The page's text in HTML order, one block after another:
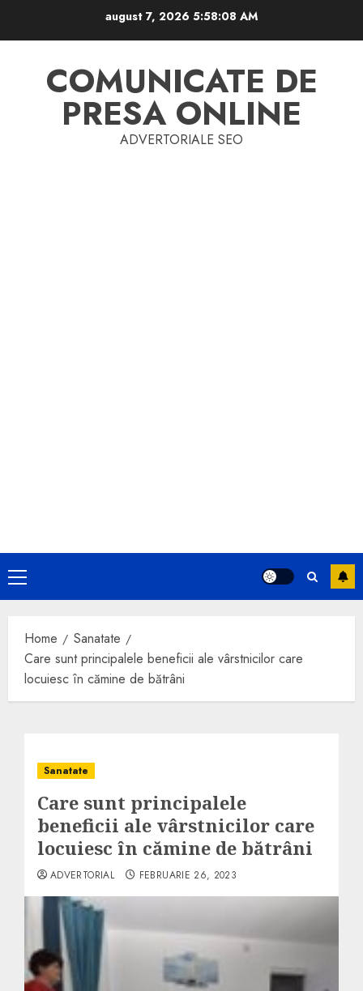
august 7, 2026 5:58:08 AM
COMUNICATE DE
PRESA ONLINE
ADVERTORIALE SEO
Primary
Menu
Home
Sanatate
Care sunt principalele beneficii ale vârstnicilor care
locuiesc în cămine de bătrâni
Sanatate
Care sunt principalele
beneficii ale vârstnicilor care
locuiesc în cămine de bătrâni
ADVERTORIAL FEBRUARIE 26, 2023